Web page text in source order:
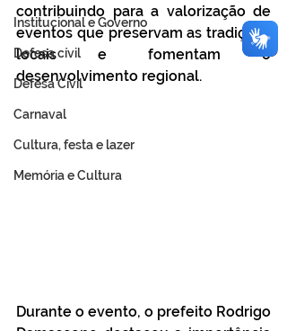
Institucional e Governo
Defesa cívil
Defesa Civil
Carnaval
Cultura, festa e lazer
Memória e Cultura
contribuindo para a valorização de
eventos que preservam as tradições
locais e fomentam o
desenvolvimento regional.
Durante o evento, o prefeito Rodrigo